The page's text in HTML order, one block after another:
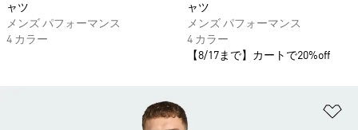
ャツ
メンズ パフォーマンス
4 カラー
ャツ
メンズ パフォーマンス
4 カラー
【8/17まで】カートで20%off